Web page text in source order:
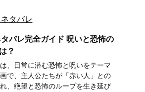
バレ完全ガイド 呪いと恐怖の
？
は、日常に潜む恐怖と呪いをテーマ
で、主人公たちが「赤い人」との
、絶望と恐怖のループを生き延び